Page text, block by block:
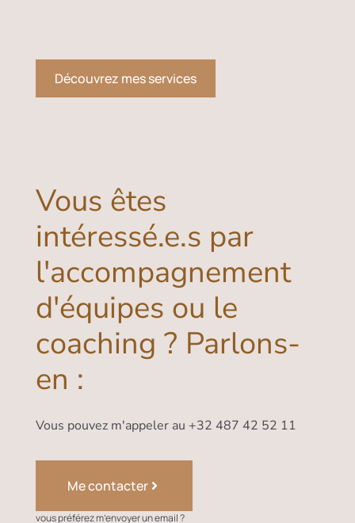
Découvrez mes services
Vous êtes
intéressé.e.s par
l'accompagnement
d'équipes ou le
coaching ? Parlons-
en :
Vous pouvez m'appeler au +32 487 42 52 11
Me contacter
vous préférez m’envoyer un email ?